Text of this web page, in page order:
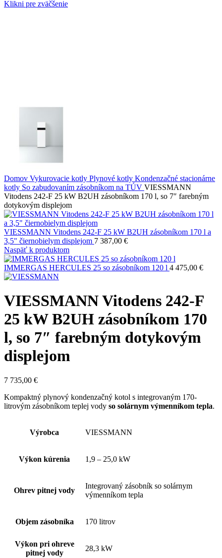
Klikni pre zväčšenie
Domov Vykurovacie kotly Plynové kotly Kondenzačné stacionárne
kotly So zabudovaním zásobníkom na TÚV VIESSMANN
Vitodens 242-F 25 kW B2UH zásobníkom 170 l, so 7″ farebným
dotykovým displejom
VIESSMANN Vitodens 242-F 25 kW B2UH zásobníkom 170 l a
3,5" čiernobielym displejom 7 387,00 €
Naspäť k produktom
IMMERGAS HERCULES 25 so zásobníkom 120 l 4 475,00 €
VIESSMANN Vitodens 242-F
25 kW B2UH zásobníkom 170
l, so 7″ farebným dotykovým
displejom
7 735,00 €
Kompaktný plynový kondenzačný kotol s integrovaným 170-
litrovým zásobníkom teplej vody so solárnym výmenníkom tepla.
Výrobca VIESSMANN
Výkon kúrenia 1,9 – 25,0 kW
Ohrev pitnej vody
Integrovaný zásobník so solárnym
výmenníkom tepla
Objem zásobníka 170 litrov
Výkon pri ohreve
pitnej vody
28,3 kW